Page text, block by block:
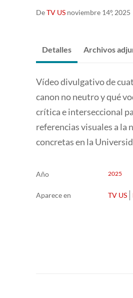
DeTV US noviembre 14º, 2025
Detalles Archivos
Vídeo divulgativo de
canon no neutro y qué
crítica e interseccional
referencias visuales a la
concretas en la
Año 2025
Aparece en TV US